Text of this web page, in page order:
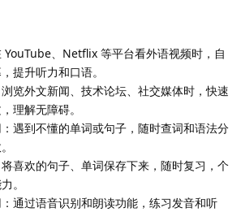
YouTube、Netflix 等平台看外语视频时，自
提升听力和口语。
浏览外文新闻、技术论坛、社交媒体时，快速
理解无障碍。
：遇到不懂的单词或句子，随时查词和语法分
将喜欢的句子、单词保存下来，随时复习，个
。
：通过语音识别和朗读功能，练习发音和听